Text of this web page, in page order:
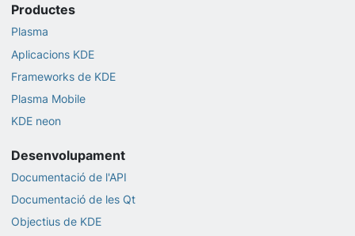
Productes
Plasma
Aplicacions KDE
Frameworks de KDE
Plasma Mobile
KDE neon
Desenvolupament
Documentació de l'API
Documentació de les Qt
Objectius de KDE